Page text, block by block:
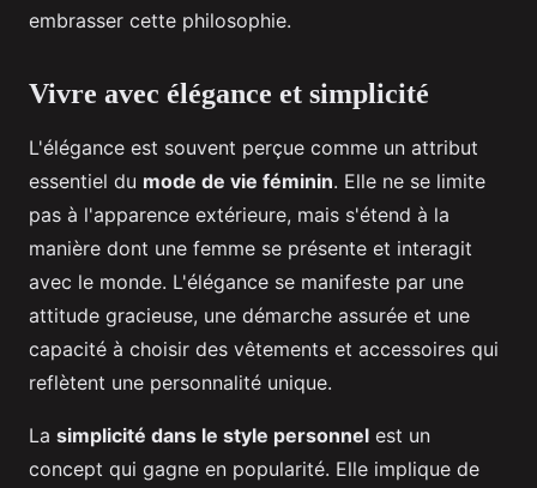
embrasser cette philosophie.
Vivre avec élégance et simplicité
L'élégance est souvent perçue comme un attribut
essentiel du mode de vie féminin. Elle ne se limite
pas à l'apparence extérieure, mais s'étend à la
manière dont une femme se présente et interagit
avec le monde. L'élégance se manifeste par une
attitude gracieuse, une démarche assurée et une
capacité à choisir des vêtements et accessoires qui
reflètent une personnalité unique.
La simplicité dans le style personnel est un
concept qui gagne en popularité. Elle implique de